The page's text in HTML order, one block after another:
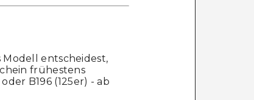
Modell entscheidest,
frühestens
B196 (125er) - ab